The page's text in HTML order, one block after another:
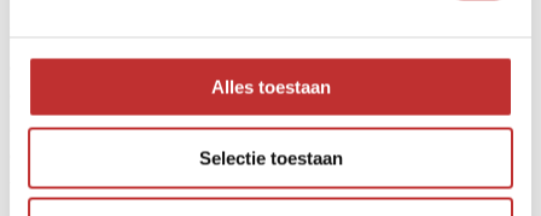
Alles toestaan
Selectie toestaan
a través de todo tipo de universos durante 100.000 millones de años
en tiempo terrestre. El trozo está expuesto a condiciones extremas.
Alta presión, tormentas eléctricas, impactos de otros trozos de
estrellas extintas o planetas que han explotado. Además, el gran
trozo de Shungit habrá pasado por agujeros negros y espacios